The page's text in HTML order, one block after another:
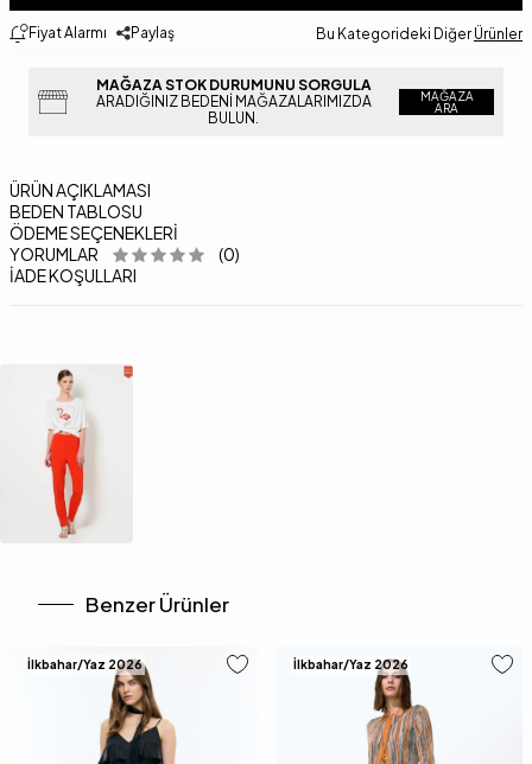
Fiyat Alarmı Paylaş Bu Kategorideki Diğer Ürünler
MAĞAZA STOK DURUMUNU SORGULA
ARADIĞINIZ BEDENI MAĞAZALARIMIZDA
BULUN.
MAĞAZA
ARA
ÜRÜN AÇIKLAMASI
BEDEN TABLOSU
ÖDEME SEÇENEKLERI
YORUMLAR
(0)
İADE KOŞULLARI
Benzer Ürünler
İlkbahar/Yaz 2026 İlkbahar/Yaz 2026